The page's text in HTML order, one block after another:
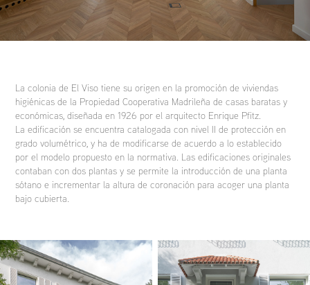
La colonia de El Viso tiene su origen en la promoción de viviendas
higiénicas de la Propiedad Cooperativa Madrileña de casas baratas y
económicas, diseñada en 1926 por el arquitecto Enrique Pfitz.
La edificación se encuentra catalogada con nivel II de protección en
grado volumétrico, y ha de modificarse de acuerdo a lo establecido
por el modelo propuesto en la normativa. Las edificaciones originales
contaban con dos plantas y se permite la introducción de una planta
sótano e incrementar la altura de coronación para acoger una planta
bajo cubierta.